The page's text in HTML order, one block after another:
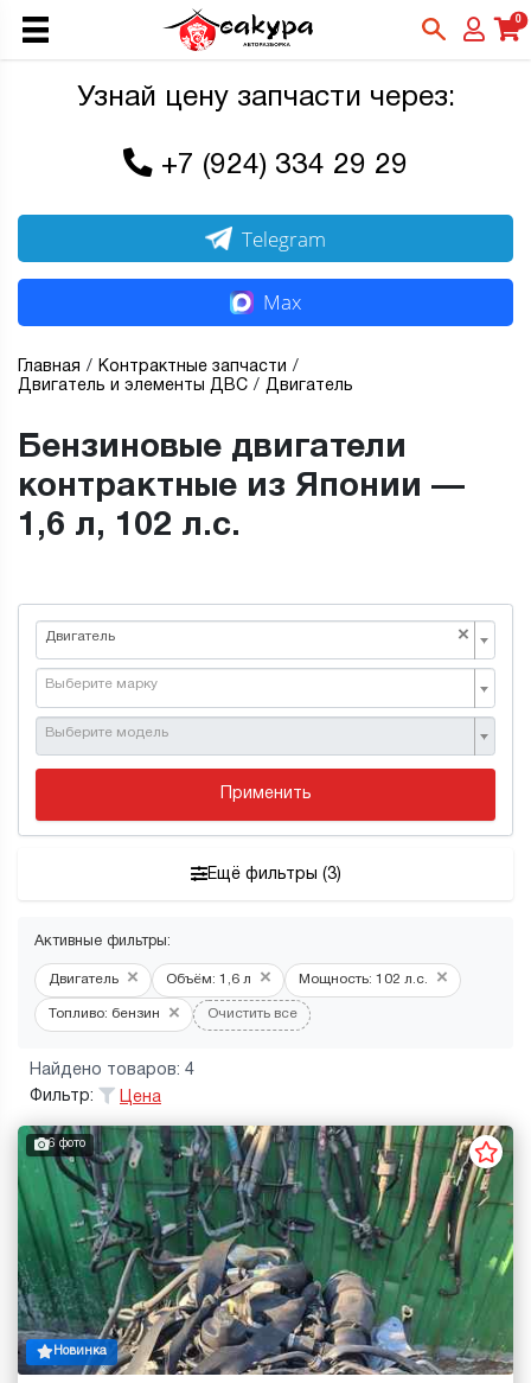
0
Узнай цену запчасти через:
+7 (924) 334 29 29
Telegram
Max
Главная
Контрактные запчасти
Двигатель и элементы ДВС
Двигатель
Бензиновые двигатели
контрактные из Японии —
1,6 л, 102 л.с.
×
Двигатель
Выберите марку
Выберите модель
Применить
Ещё фильтры (3)
Активные фильтры:
Двигатель × Объём: 1,6 л × Мощность: 102 л.с. ×
Топливо: бензин × Очистить все
Найдено товаров: 4
Фильтр:
Цена
6 фото
Новинка